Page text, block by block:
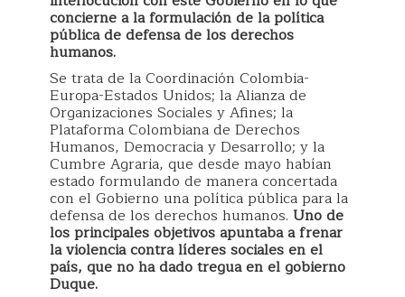
concierne a la formulación de la política
pública de defensa de los derechos
humanos.
Se trata de la Coordinación Colombia-
Europa-Estados Unidos; la Alianza de
Organizaciones Sociales y Afines; la
Plataforma Colombiana de Derechos
Humanos, Democracia y Desarrollo; y la
Cumbre Agraria, que desde mayo habían
estado formulando de manera concertada
con el Gobierno una política pública para la
defensa de los derechos humanos. Uno de
los principales objetivos apuntaba a frenar
la violencia contra líderes sociales en el
país, que no ha dado tregua en el gobierno
Duque.